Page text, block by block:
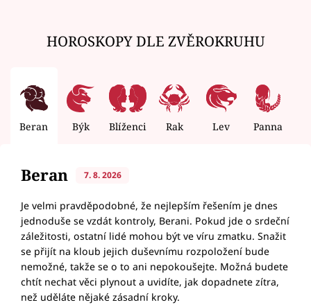
HOROSKOPY DLE ZVĚROKRUHU
Beran Býk Blíženci Rak Lev Panna
Beran 7. 8. 2026
Je velmi pravděpodobné, že nejlepším řešením je dnes
jednoduše se vzdát kontroly, Berani. Pokud jde o srdeční
záležitosti, ostatní lidé mohou být ve víru zmatku. Snažit
se přijít na kloub jejich duševnímu rozpoložení bude
nemožné, takže se o to ani nepokoušejte. Možná budete
chtít nechat věci plynout a uvidíte, jak dopadnete zítra,
než uděláte nějaké zásadní kroky.